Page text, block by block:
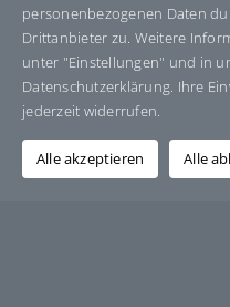
Über den Autor:
personenbezogenen Daten
Drittanbieter zu. Weitere
unter "Einstellungen" und in
Datenschutzerklärung. Ihre
jederzeit widerrufen.
Alle akzeptieren Alle